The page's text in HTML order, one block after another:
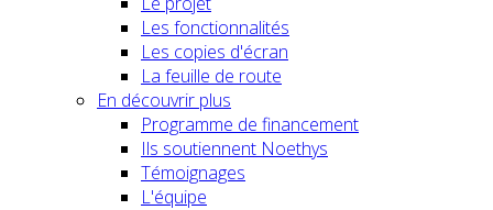
Les fonctionnalités
Les copies d'écran
La feuille de route
En découvrir plus
Programme de financement
Ils soutiennent Noethys
Témoignages
L'équipe